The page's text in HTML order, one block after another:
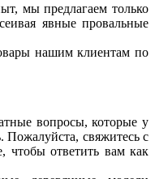
мы предлагаем только
явные провальные
нашим клиентам по
вопросы, которые у
Пожалуйста, свяжитесь с
чтобы ответить вам как